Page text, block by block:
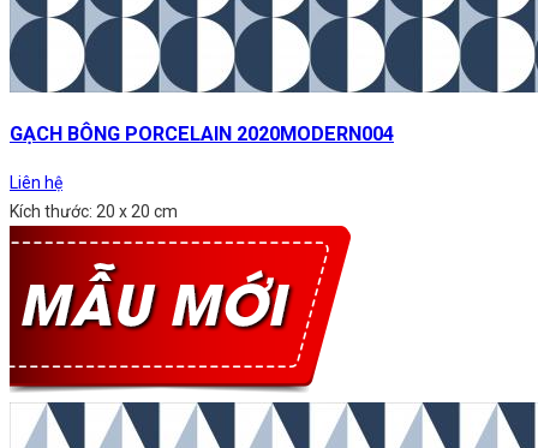
GẠCH BÔNG PORCELAIN 2020MODERN004
Liên hệ
Kích thước: 20 x 20 cm